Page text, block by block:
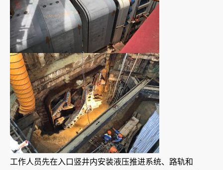
工作人员先在入口竖井内安装液压推进系统、路轨和